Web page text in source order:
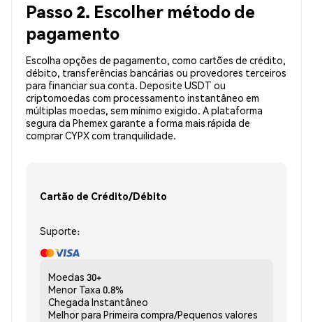
Passo 2. Escolher método de
pagamento
Escolha opções de pagamento, como cartões de crédito,
débito, transferências bancárias ou provedores terceiros
para financiar sua conta. Deposite USDT ou
criptomoedas com processamento instantâneo em
múltiplas moedas, sem mínimo exigido. A plataforma
segura da Phemex garante a forma mais rápida de
comprar CYPX com tranquilidade.
Cartão de Crédito/Débito
Suporte:
Moedas 30+
Menor Taxa 0.8%
Chegada Instantâneo
Melhor para Primeira compra/Pequenos valores